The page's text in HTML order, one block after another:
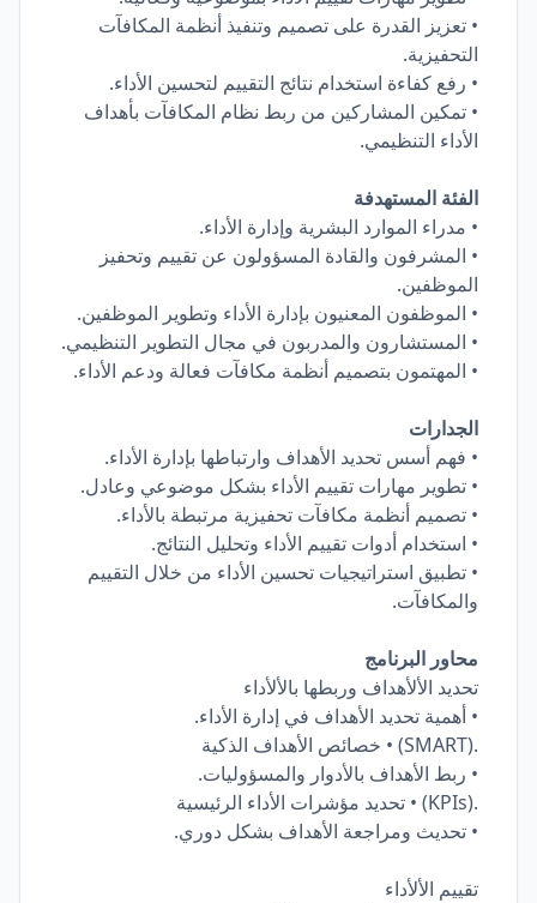
• تعزيز القدرة على تصميم وتنفيذ أنظمة المكافآت
التحفيزية.
• رفع كفاءة استخدام نتائج التقييم لتحسين الأداء.
• تمكين المشاركين من ربط نظام المكافآت بأهداف
الأداء التنظيمي.
الفئة المستهدفة
• مدراء الموارد البشرية وإدارة الأداء.
• المشرفون والقادة المسؤولون عن تقييم وتحفيز
الموظفين.
• الموظفون المعنيون بإدارة الأداء وتطوير الموظفين.
• المستشارون والمدربون في مجال التطوير التنظيمي.
• المهتمون بتصميم أنظمة مكافآت فعالة ودعم الأداء.
الجدارات
• فهم أسس تحديد الأهداف وارتباطها بإدارة الأداء.
• تطوير مهارات تقييم الأداء بشكل موضوعي وعادل.
• تصميم أنظمة مكافآت تحفيزية مرتبطة بالأداء.
• استخدام أدوات تقييم الأداء وتحليل النتائج.
• تطبيق استراتيجيات تحسين الأداء من خلال التقييم
والمكافآت.
محاور البرنامج
تحديد الألأهداف وربطها بالألأداء
• أهمية تحديد الأهداف في إدارة الأداء.
.(SMART) • خصائص الأهداف الذكية
• ربط الأهداف بالأدوار والمسؤوليات.
.(KPIs) • تحديد مؤشرات الأداء الرئيسية
• تحديث ومراجعة الأهداف بشكل دوري.
تقييم الألأداء